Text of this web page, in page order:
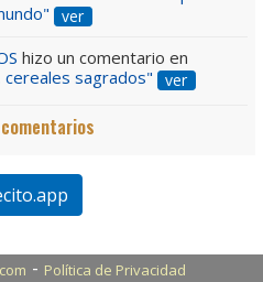
ver
hizo un comentario en
cereales sagrados"
ver
- Política de Privacidad